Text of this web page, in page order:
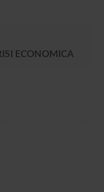
ECONOMICA